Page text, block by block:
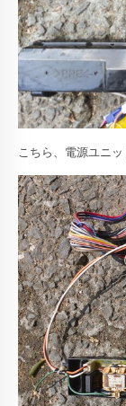
こちら、電源ユニッ